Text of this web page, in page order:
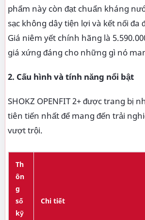
phẩm này còn đạt chuẩn kháng
sạc không dây tiện lợi và kết nối đa
Giá niêm yết chính hãng là
giá xứng đáng cho những gì nó
2. Cấu hình và tính năng nổi bật
SHOKZ OPENFIT 2+ được trang bị
tiên tiến nhất để mang đến trải
vượt trội.
Th
ôn
g
số
kỹ
Chi tiết